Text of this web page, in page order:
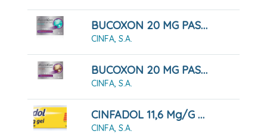
BUCOXON 20 MG PASTILLAS PARA CHUPAR SABOR MENTA, 18 Pastillas
CINFA, S.A.
BUCOXON 20 MG PASTILLAS PARA CHUPAR SABOR REGALIZ, 18 Pastillas
CINFA, S.A.
CINFADOL 11,6 Mg/g GEL , 1 Tubo De 60 G
CINFA, S.A.